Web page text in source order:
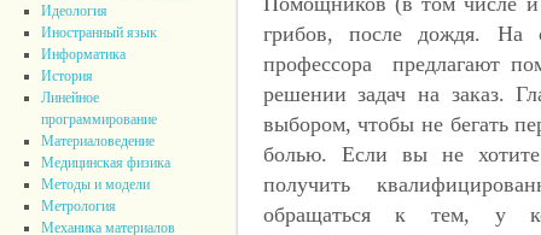
Идеология
Иностранный язык
Информатика
История
Линейное
программирование
Материаловедение
Медицинская физика
Методы и модели
Метрология
Механика материалов
грибов, после дождя. На
профессора предлагают
решении задач на заказ.
выбором, чтобы не бегать
болью. Если вы не
получить
обращаться к тем, у